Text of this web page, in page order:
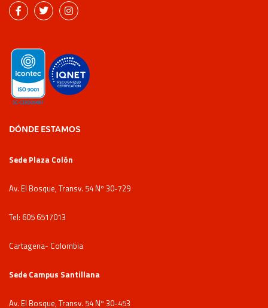
DÓNDE ESTAMOS
Sede Plaza Colón
Av. El Bosque, Transv. 54 Nº 30-729
Tel: 605 6517013
Cartagena- Colombia
Sede Campus Santillana
Av. El Bosque, Transv. 54 Nº 30-453